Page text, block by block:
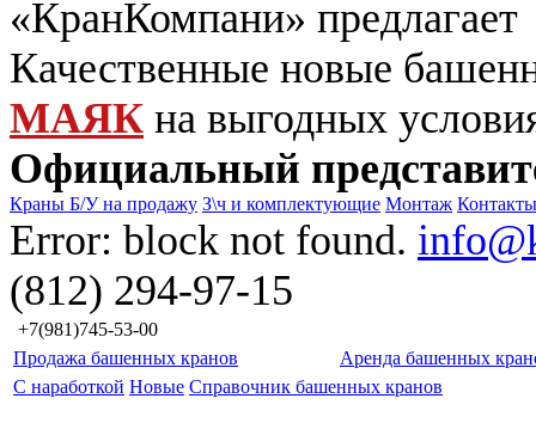
«КранКомпани» предлагает
Качественные новые
МАЯК на выгодных
Официальный
Краны Б/У на продажу З\ч и комплектующие Монтаж Контакты
Error: block not found.
(812) 294-97-15
+7(981)745-53-00
Продажа башенных кранов
Аренда башенных
С наработкой Новые Справочник башенных кранов